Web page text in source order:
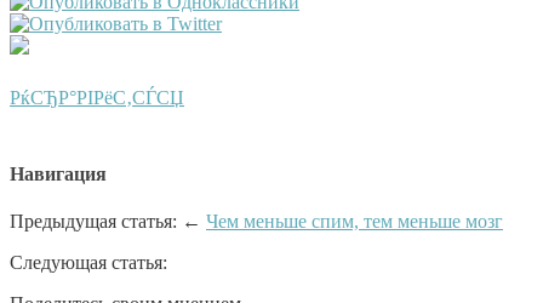
РќСЂР°РІРёС‚СЃСЏ
Навигация
Предыдущая статья: ← Чем меньше спим, тем меньше мозг
Следующая статья: